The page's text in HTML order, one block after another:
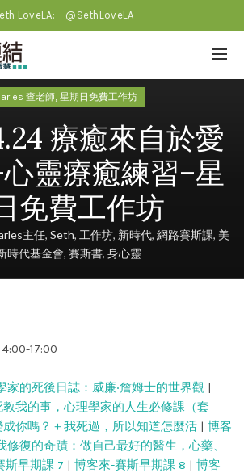
LoveLA: @SethLoveLA
查老師, 星期日免費工作坊
療癒來自於愛
靈療癒練習–星
免費工作坊
主任, Seth, 工作坊, 新時代, 網路賽斯課, 美
時代基金會, 賽斯書, 身心靈
17:00
家的死後日誌：威廉‧詹姆士的世界觀 |
我的事，心理學家的人生必修課（套
你嗎？＋我死過，所以知道怎麼活 | 博客
復的奇蹟：做自己最好的醫生，心藥、
斯早期課 7 | 博客來-賽斯早期課 8 | 博客